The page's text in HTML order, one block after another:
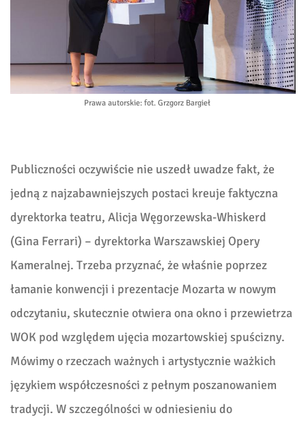
Prawa autorskie: fot. Grzgorz Bargieł
Publiczności oczywiście nie uszedł uwadze fakt, że
jedną z najzabawniejszych postaci kreuje faktyczna
dyrektorka teatru, Alicja Węgorzewska-Whiskerd
(Gina Ferrari) – dyrektorka Warszawskiej Opery
Kameralnej. Trzeba przyznać, że właśnie poprzez
łamanie konwencji i prezentacje Mozarta w nowym
odczytaniu, skutecznie otwiera ona okno i przewietrza
WOK pod względem ujęcia mozartowskiej spuścizny.
Mówimy o rzeczach ważnych i artystycznie ważkich
językiem współczesności z pełnym poszanowaniem
tradycji. W szczególności w odniesieniu do